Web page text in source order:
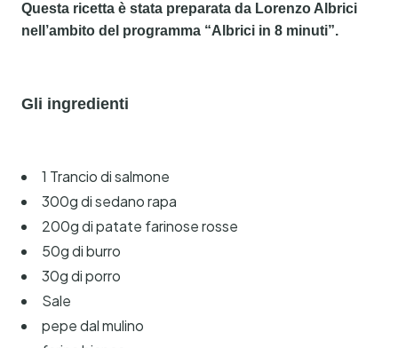
Questa ricetta è stata preparata da Lorenzo Albrici
nell’ambito del programma “Albrici in 8 minuti”.
Gli ingredienti
1 Trancio di salmone
300g di sedano rapa
200g di patate farinose rosse
50g di burro
30g di porro
Sale
pepe dal mulino